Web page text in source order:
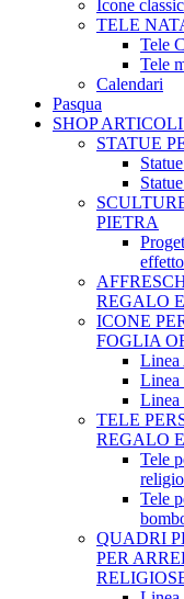
Icone
TELE
Tele
Tele
Calendari
Pasqua
SHOP
STATUE
PIETRA
REGALO
ICONE
FOGLIA
Linea
Linea
Linea
TELE
REGALO
Tele
Tele
QUADRI
PER